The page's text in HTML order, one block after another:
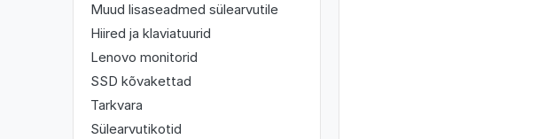
Muud lisaseadmed sülearvutile
Hiired ja klaviatuurid
Lenovo monitorid
SSD kõvakettad
Tarkvara
Sülearvutikotid